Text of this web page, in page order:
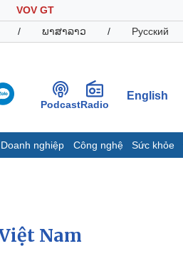
VOV GT
/ ພາສາລາວ / Русский
PodcastRadio
English
Doanh nghiệp Công nghệ Sức khỏe
Nam